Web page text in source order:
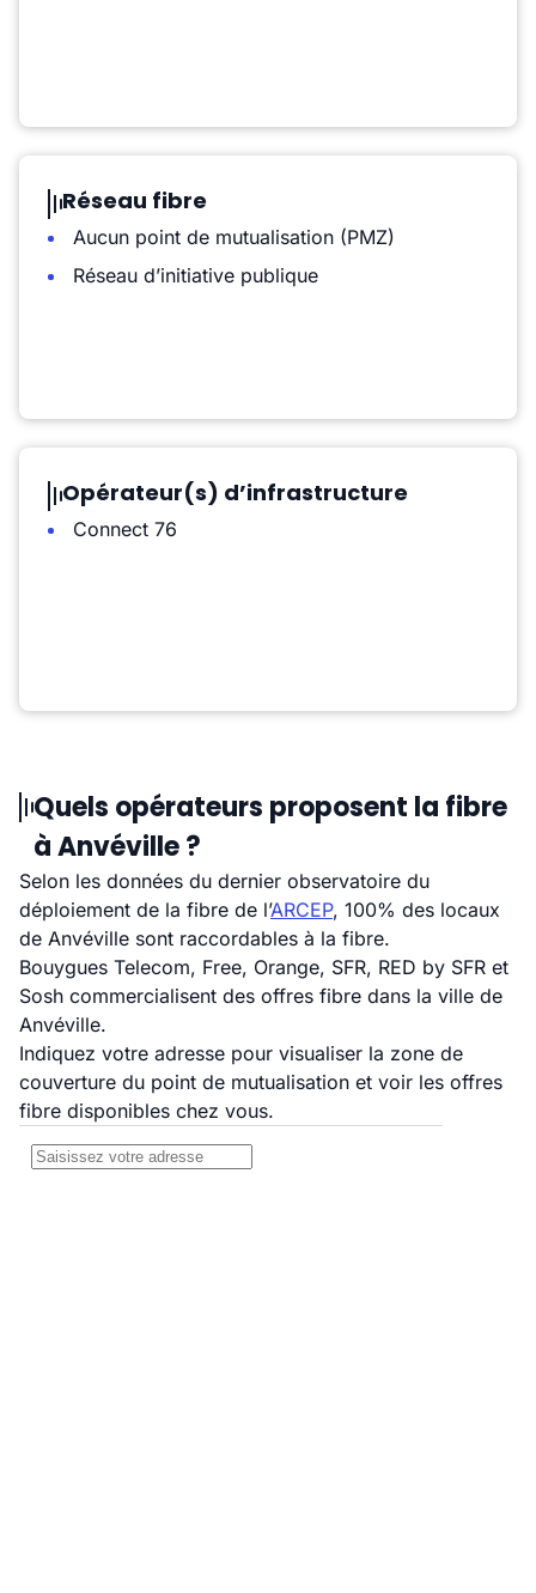
Réseau fibre
Aucun point de mutualisation (PMZ)
Réseau d’initiative publique
Opérateur(s) d’infrastructure
Connect 76
Quels opérateurs proposent la fibre
à Anvéville ?
Selon les données du dernier observatoire du
déploiement de la fibre de l’ARCEP, 100% des locaux
de Anvéville sont raccordables à la fibre.
Bouygues Telecom, Free, Orange, SFR, RED by SFR et
Sosh commercialisent des offres fibre dans la ville de
Anvéville.
Indiquez votre adresse pour visualiser la zone de
couverture du point de mutualisation et voir les offres
fibre disponibles chez vous.